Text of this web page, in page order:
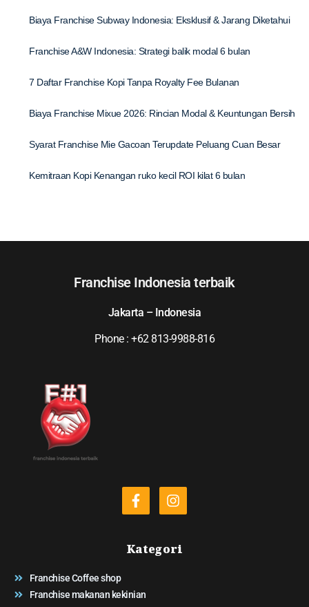
Biaya Franchise Subway Indonesia: Eksklusif & Jarang Diketahui
Franchise A&W Indonesia: Strategi balik modal 6 bulan
7 Daftar Franchise Kopi Tanpa Royalty Fee Bulanan
Biaya Franchise Mixue 2026: Rincian Modal & Keuntungan Bersih
Syarat Franchise Mie Gacoan Terupdate Peluang Cuan Besar
Kemitraan Kopi Kenangan ruko kecil ROI kilat 6 bulan
Franchise Indonesia terbaik
Jakarta – Indonesia
Phone : +62 813-9988-816
Kategori
Franchise Coffee shop
Franchise makanan kekinian